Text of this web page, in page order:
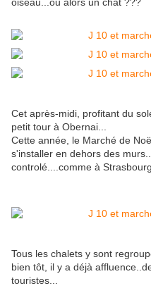
Cet après-midi, profitant du
petit tour à Obernai...
Cette année, le Marché de
s'installer en dehors des
controlé....comme à
Tous les chalets y sont
bien tôt, il y a déjà
touristes...